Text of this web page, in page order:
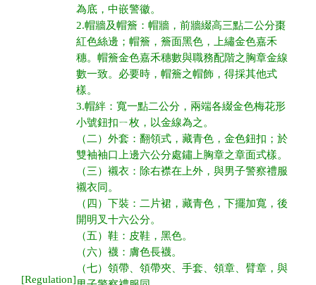
[Regulation]
為底，中嵌警徽。
2.帽牆及帽簷：帽牆，前牆綴高三點二公分棗
紅色絲邊；帽簷，簷面黑色，上繡金色嘉禾
穗。帽簷金色嘉禾穗數與職務配階之胸章金線
數一致。必要時，帽簷之帽飾，得採其他式
樣。
3.帽絆：寬一點二公分，兩端各綴金色梅花形
小號鈕扣ㄧ枚，以金線為之。
（二）外套：翻領式，藏青色，金色鈕扣；於
雙袖袖口上邊六公分處鏽上胸章之章面式樣。
（三）襯衣：除右襟在上外，與男子警察禮服
襯衣同。
（四）下裝：二片裙，藏青色，下擺加寬，後
開明叉十六公分。
（五）鞋：皮鞋，黑色。
（六）襪：膚色長襪。
（七）領帶、領帶夾、手套、領章、臂章，與